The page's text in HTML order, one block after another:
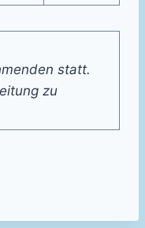
statt.
zu